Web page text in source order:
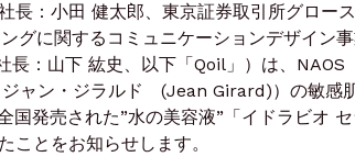
：小田 健太郎、東京証券取引所グロース
グに関するコミュニケーションデザイン
長：山下 紘史、以下「Qoil」）は、NAOS
ャン・ジラルド (Jean Girard)）の敏感
発売された”水の美容液”「イドラビオ
ことをお知らせします。